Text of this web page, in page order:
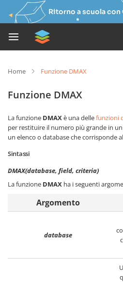
Ritorno a scuola con
Home Funzione DMAX
Funzione DMAX
La funzione DMAXè una dellefunzioni
per restituire il numero più grande in
un elenco o database che corrisponde
Sintassi
DMAX(database, field, criteria)
La funzione DMAX ha i seguenti
Argomento
database